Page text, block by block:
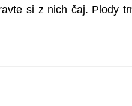
si z nich čaj. Plody